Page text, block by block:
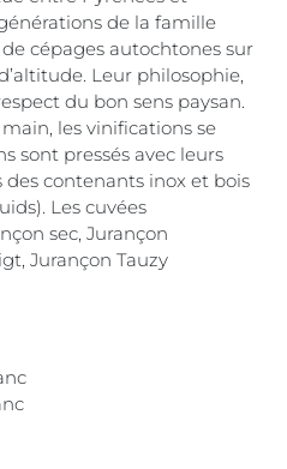
de la famille
cépages autochtones sur
Leur philosophie,
du bon sens paysan.
les vinifications se
sont pressés avec leurs
des contenants inox et bois
Les cuvées
sec, Jurançon
Jurançon Tauzy